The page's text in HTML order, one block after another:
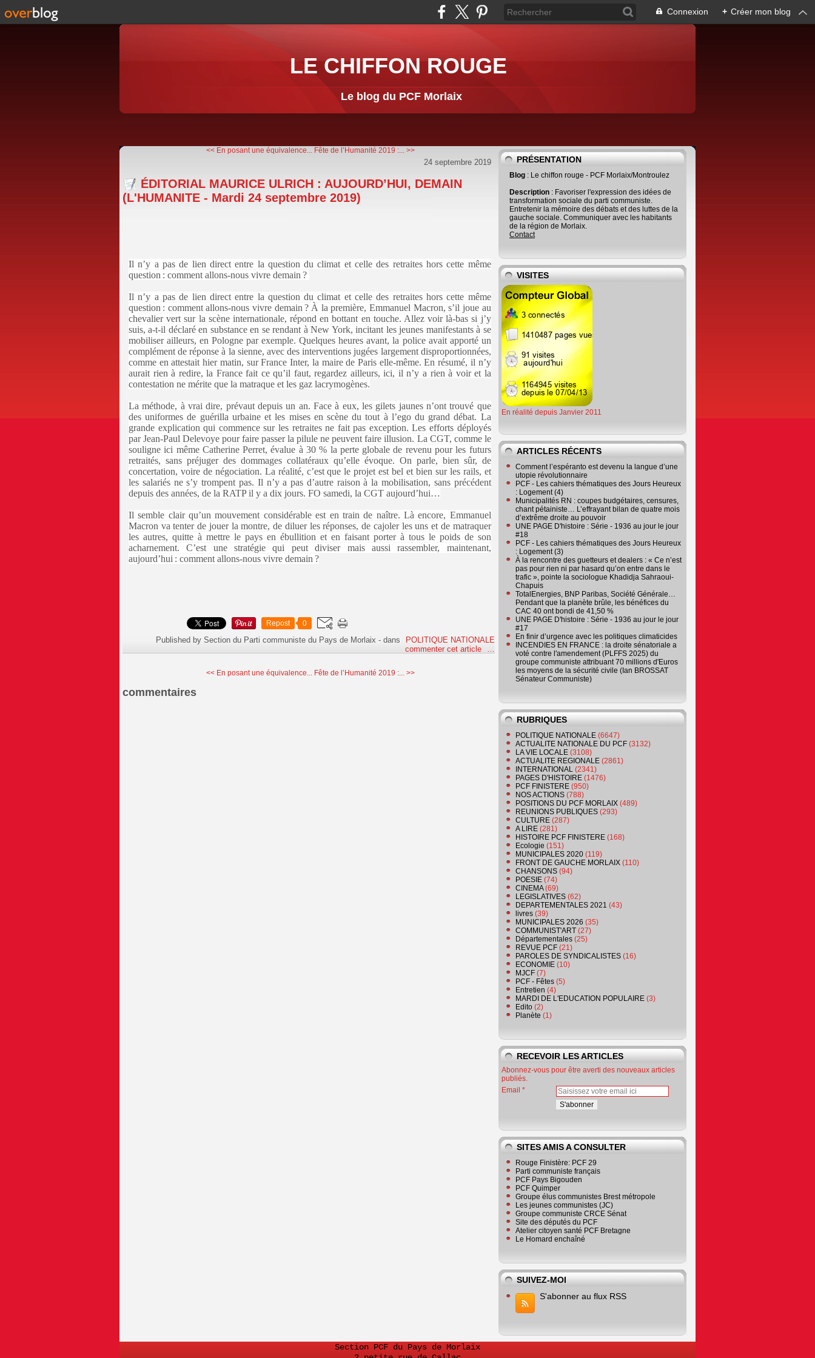
Connexion + Créer mon blog
LE CHIFFON ROUGE
Le blog du PCF Morlaix
<< En posant une équivalence... Fête de l’Humanité 2019 :... >>
24 septembre 2019
ÉDITORIAL MAURICE ULRICH : AUJOURD’HUI, DEMAIN
(L'HUMANITE - Mardi 24 septembre 2019)
Il n’y a pas de lien direct entre la question du climat et celle des retraites hors cette même
question : comment allons-nous vivre demain ?
Il n’y a pas de lien direct entre la question du climat et celle des retraites hors cette même
question : comment allons-nous vivre demain ? À la première, Emmanuel Macron, s’il joue au
chevalier vert sur la scène internationale, répond en bottant en touche. Allez voir là-bas si j’y
suis, a-t-il déclaré en substance en se rendant à New York, incitant les jeunes manifestants à se
mobiliser ailleurs, en Pologne par exemple. Quelques heures avant, la police avait apporté un
complément de réponse à la sienne, avec des interventions jugées largement disproportionnées,
comme en attestait hier matin, sur France Inter, la maire de Paris elle-même. En résumé, il n’y
aurait rien à redire, la France fait ce qu’il faut, regardez ailleurs, ici, il n’y a rien à voir et la
contestation ne mérite que la matraque et les gaz ­lacrymogènes.
La méthode, à vrai dire, prévaut depuis un an. Face à eux, les gilets jaunes n’ont trouvé que
des uniformes de guérilla urbaine et les mises en scène du tout à l’ego du grand débat. La
grande explication qui commence sur les retraites ne fait pas exception. Les efforts déployés
par Jean-Paul Delevoye pour faire passer la pilule ne peuvent faire illusion. La CGT, comme le
souligne ici même Catherine Perret, évalue à 30 % la perte globale de revenu pour les futurs
retraités, sans préjuger des dommages collatéraux qu’elle évoque. On parle, bien sûr, de
concertation, voire de négociation. La réalité, c’est que le projet est bel et bien sur les rails, et
les salariés ne s’y trompent pas. Il n’y a pas d’autre raison à la mobilisation, sans précédent
depuis des années, de la RATP il y a dix jours. FO samedi, la CGT aujourd’hui…
Il semble clair qu’un mouvement considérable est en train de naître. Là encore, Emmanuel
Macron va tenter de jouer la montre, de diluer les réponses, de cajoler les uns et de matraquer
les autres, quitte à mettre le pays en ébullition et en faisant porter à tous le poids de son
acharnement. C’est une stratégie qui peut diviser mais aussi rassembler, maintenant,
aujourd’hui : comment allons-nous vivre demain ?
Repost 0
Published by Section du Parti communiste du Pays de Morlaix -dans
POLITIQUE NATIONALE
commenter cet article
<< En posant une équivalence... Fête de l’Humanité 2019 :... >>
commentaires
PRÉSENTATION
Blog : Le chiffon rouge - PCF Morlaix/Montroulez
Description : Favoriser l'expression des idées de
transformation sociale du parti communiste.
Entretenir la mémoire des débats et des luttes de la
gauche sociale. Communiquer avec les habitants
de la région de Morlaix.
Contact
VISITES
En réalité depuis Janvier 2011
ARTICLES RÉCENTS
Comment l’espéranto est devenu la langue d’une
utopie révolutionnaire
PCF - Les cahiers thématiques des Jours Heureux
: Logement (4)
Municipalités RN : coupes budgétaires, censures,
chant pétainiste… L’effrayant bilan de quatre mois
d’extrême droite au pouvoir
UNE PAGE D'histoire : Série - 1936 au jour le jour
#18
PCF - Les cahiers thématiques des Jours Heureux
: Logement (3)
À la rencontre des guetteurs et dealers : « Ce n’est
pas pour rien ni par hasard qu’on entre dans le
trafic », pointe la sociologue Khadidja Sahraoui-
Chapuis
TotalEnergies, BNP Paribas, Société Générale…
Pendant que la planète brûle, les bénéfices du
CAC 40 ont bondi de 41,50 %
UNE PAGE D'histoire : Série - 1936 au jour le jour
#17
En finir d’urgence avec les politiques climaticides
INCENDIES EN FRANCE : la droite sénatoriale a
voté contre l'amendement (PLFFS 2025) du
groupe communiste attribuant 70 millions d'Euros
les moyens de la sécurité civile (Ian BROSSAT
Sénateur Communiste)
RUBRIQUES
POLITIQUE NATIONALE (6647)
ACTUALITE NATIONALE DU PCF (3132)
LA VIE LOCALE (3108)
ACTUALITE REGIONALE (2861)
INTERNATIONAL (2341)
PAGES D'HISTOIRE (1476)
PCF FINISTERE (950)
NOS ACTIONS (788)
POSITIONS DU PCF MORLAIX (489)
REUNIONS PUBLIQUES (293)
CULTURE (287)
A LIRE (281)
HISTOIRE PCF FINISTERE (168)
Ecologie (151)
MUNICIPALES 2020 (119)
FRONT DE GAUCHE MORLAIX (110)
CHANSONS (94)
POESIE (74)
CINEMA(69)
LEGISLATIVES (62)
DEPARTEMENTALES 2021 (43)
livres (39)
MUNICIPALES 2026 (35)
COMMUNIST'ART (27)
Départementales (25)
REVUE PCF (21)
PAROLES DE SYNDICALISTES (16)
ECONOMIE (10)
MJCF (7)
PCF - Fêtes (5)
Entretien (4)
MARDI DE L'EDUCATION POPULAIRE (3)
Edito (2)
Planète (1)
RECEVOIR LES ARTICLES
Abonnez-vous pour être averti des nouveaux articles
publiés.
Email
SITES AMIS A CONSULTER
Rouge Finistère: PCF 29
Parti communiste français
PCF Pays Bigouden
PCF Quimper
Groupe élus communistes Brest métropole
Les jeunes communistes (JC)
Groupe communiste CRCE Sénat
Site des députés du PCF
Atelier citoyen santé PCF Bretagne
Le Homard enchaîné
SUIVEZ-MOI
S'abonner au flux RSS
Section PCF du Pays de Morlaix